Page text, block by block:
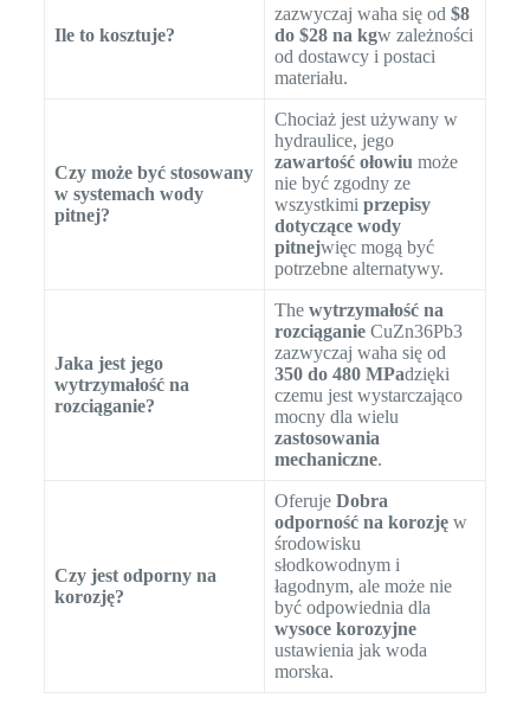
Ile to kosztuje?
zazwyczaj waha się od $8
do $28 na kgw zależności
od dostawcy i postaci
materiału.
Czy może być stosowany
w systemach wody
pitnej?
Chociaż jest używany w
hydraulice, jego
zawartość ołowiu może
nie być zgodny ze
wszystkimi przepisy
dotyczące wody
pitnejwięc mogą być
potrzebne alternatywy.
Jaka jest jego
wytrzymałość na
rozciąganie?
The wytrzymałość na
rozciąganieCuZn36Pb3
zazwyczaj waha się od
350 do 480 MPadzięki
czemu jest wystarczająco
mocny dla wielu
zastosowania
mechaniczne.
Czy jest odporny na
korozję?
Oferuje Dobra
odporność na korozjęw
środowisku
słodkowodnym i
łagodnym, ale może nie
być odpowiednia dla
wysoce korozyjne
ustawienia jak woda
morska.